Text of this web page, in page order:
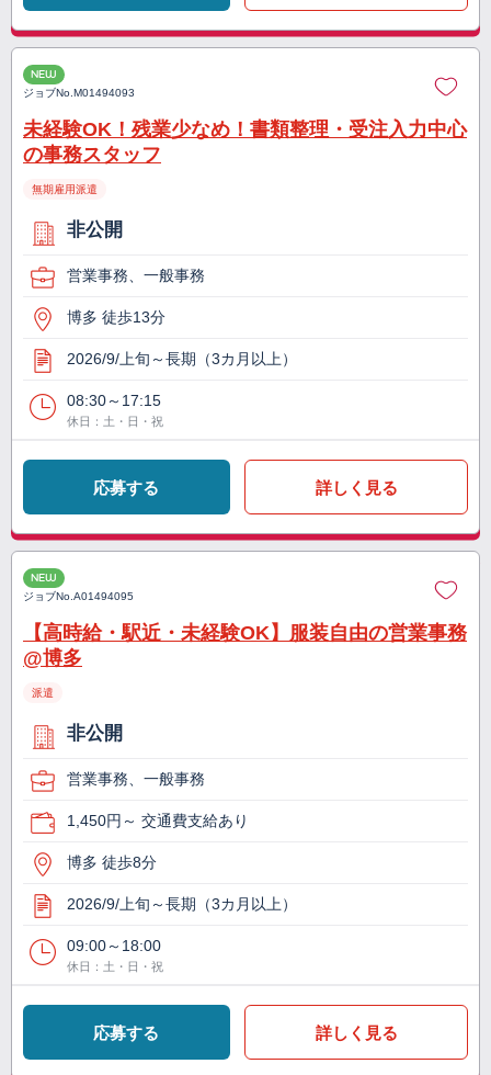
NEW
ジョブNo.M01494093
未経験OK！残業少なめ！書類整理・受注入力中心
の事務スタッフ
無期雇用派遣
非公開
営業事務、一般事務
博多 徒歩13分
2026/9/上旬～長期（3カ月以上）
08:30～17:15
休日：土・日・祝
応募する 詳しく見る
NEW
ジョブNo.A01494095
【高時給・駅近・未経験OK】服装自由の営業事務
@博多
派遣
非公開
営業事務、一般事務
1,450円～ 交通費支給あり
博多 徒歩8分
2026/9/上旬～長期（3カ月以上）
09:00～18:00
休日：土・日・祝
応募する 詳しく見る